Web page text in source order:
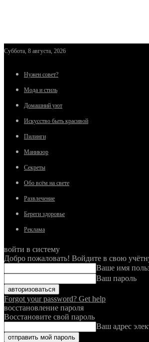
Суббота, 8 августа, 2026
Нужен совет?
Мода и стиль
Домашний уют
Искусство быть красивой
Пилинги
Маникюр
Секреты
Обо всём на свете
Развлечение
Береги здоровье
Реклама
войти в систему
Добро пожаловать! Войдите в свою
Ваше имя
Ваш пароль
Forgot your password? Get help
восстановление пароля
Восстановите свой пароль
Ваш адрес